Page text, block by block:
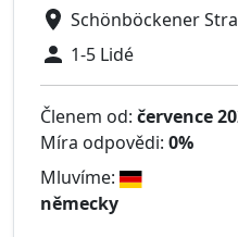
Schönböckener
1-5 Lidé
Členem od: července
Míra odpovědi: 0%
Mluvíme:
německy